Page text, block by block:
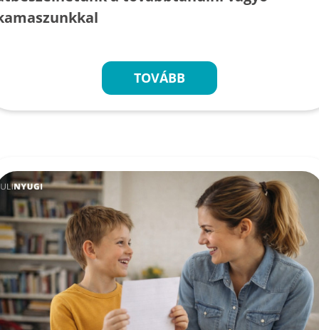
TOVÁBB